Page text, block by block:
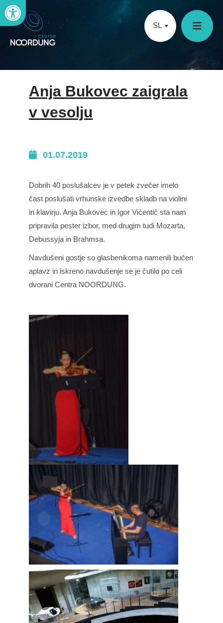
Open toolbar
SL
Anja Bukovec zaigrala
v vesolju
01.07.2019
Dobrih 40 poslušalcev je v petek zvečer imelo
čast poslušati vrhunske izvedbe skladb na violini
in klavirju. Anja Bukovec in Igor Vićentić sta nam
pripravila pester izbor, med drugim tudi Mozarta,
Debussyja in Brahmsa.
Navdušeni gostje so glasbenikoma namenili bučen
aplavz in iskreno navdušenje se je čutilo po celi
dvorani Centra NOORDUNG.